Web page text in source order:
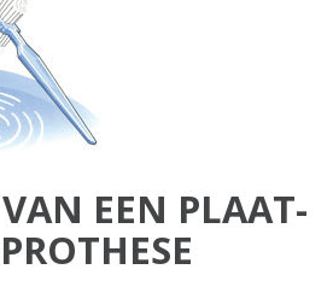
EEN PLAAT-